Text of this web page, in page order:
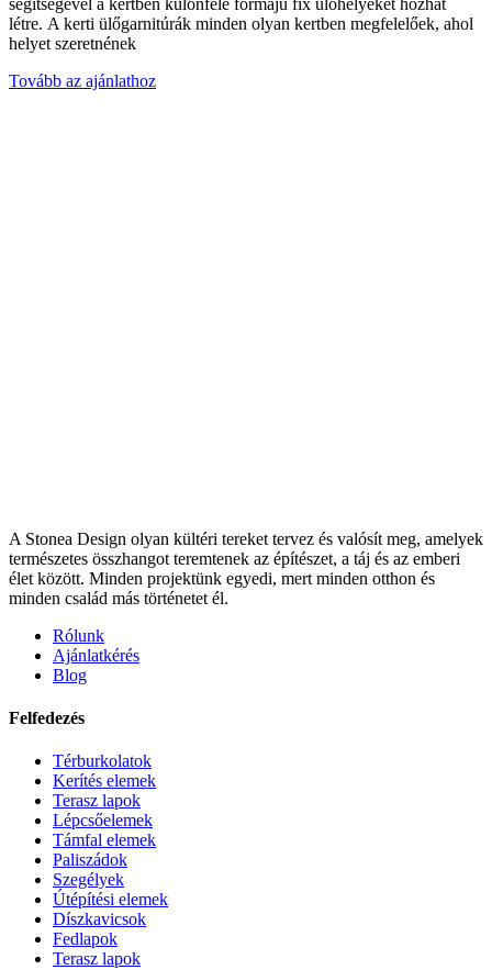
létre. A kerti ülőgarnitúrák minden olyan kertben megfelelőek, ahol
helyet szeretnének
Tovább az ajánlathoz
A Stonea Design olyan kültéri tereket tervez és valósít meg, amelyek
természetes összhangot teremtenek az építészet, a táj és az emberi
élet között. Minden projektünk egyedi, mert minden otthon és
minden család más történetet él.
Rólunk
Ajánlatkérés
Blog
Felfedezés
Térburkolatok
Kerítés elemek
Terasz lapok
Lépcsőelemek
Támfal elemek
Paliszádok
Szegélyek
Útépítési elemek
Díszkavicsok
Fedlapok
Terasz lapok